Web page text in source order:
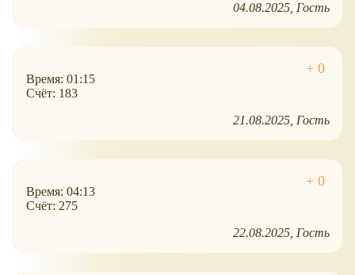
04.08.2025 Гость
Время: 01:15
Счёт: 183
21.08.2025 Гость
Время: 04:13
Счёт: 275
22.08.2025 Гость